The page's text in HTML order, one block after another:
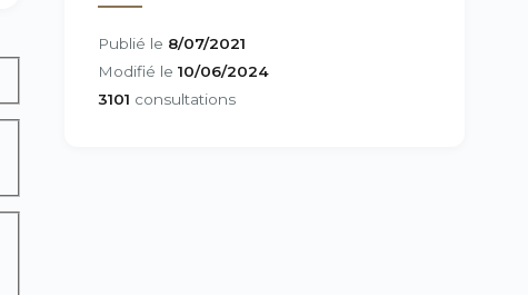
Publié le 8/07/2021
Modifié le 10/06/2024
3101 consultations